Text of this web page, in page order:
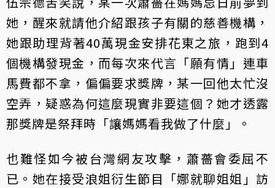
她，醒來就請他介紹跟孩子有關的慈善機構，
她跟助理背著40萬現金安排花東之旅，跑到4
個機構發現金，而每次來代言「願有情」連車
馬費都不拿，偏偏要求獎牌，某一回他太忙沒
空弄，疑惑為何這麼現實非要這個？她才透露
那獎牌是祭拜時「讓媽媽看我做了什麼」。
也難怪如今被台灣網友攻擊，蕭薔會委屈不
已。她在接受浪姐衍生節目「娜就聊姐姐」訪